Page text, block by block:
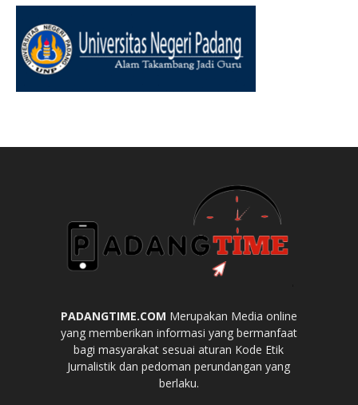
PADANGTIME.COM Merupakan Media online
yang memberikan informasi yang bermanfaat
bagi masyarakat sesuai aturan Kode Etik
Jurnalistik dan pedoman perundangan yang
berlaku.